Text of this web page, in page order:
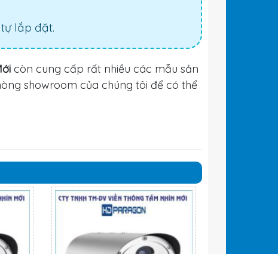
lắp đặt.
còn cung cấp rất nhiều các mẫu sản
showroom của chúng tôi để có thể